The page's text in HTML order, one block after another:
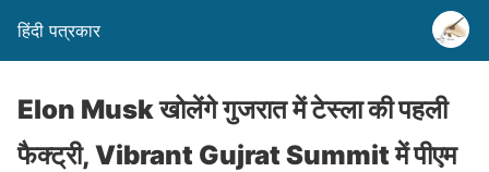
हिंदी पत्रकार
Elon Musk खोलेंगे गुजरात में टेस्ला की पहली
फैक्ट्री, Vibrant Gujrat Summit में पीएम